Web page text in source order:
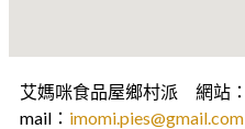
艾媽咪食品屋鄉村派 網站：
mail： imomi.pies@gmail.com